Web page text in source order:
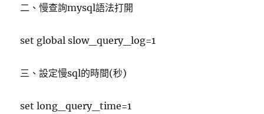
二、慢查詢mysql語法打開
set global slow_query_log=1
三、設定慢sql的時間(秒)
set long_query_time=1